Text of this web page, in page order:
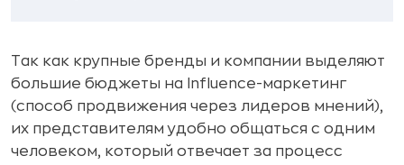
Так как крупные бренды и компании выделяют
большие бюджеты на Influence-маркетинг
(способ продвижения через лидеров мнений),
их представителям удобно общаться с одним
человеком, который отвечает за процесс